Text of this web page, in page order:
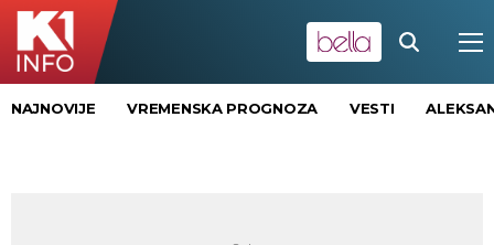
NAJNOVIJE VREMENSKA PROGNOZA VESTI